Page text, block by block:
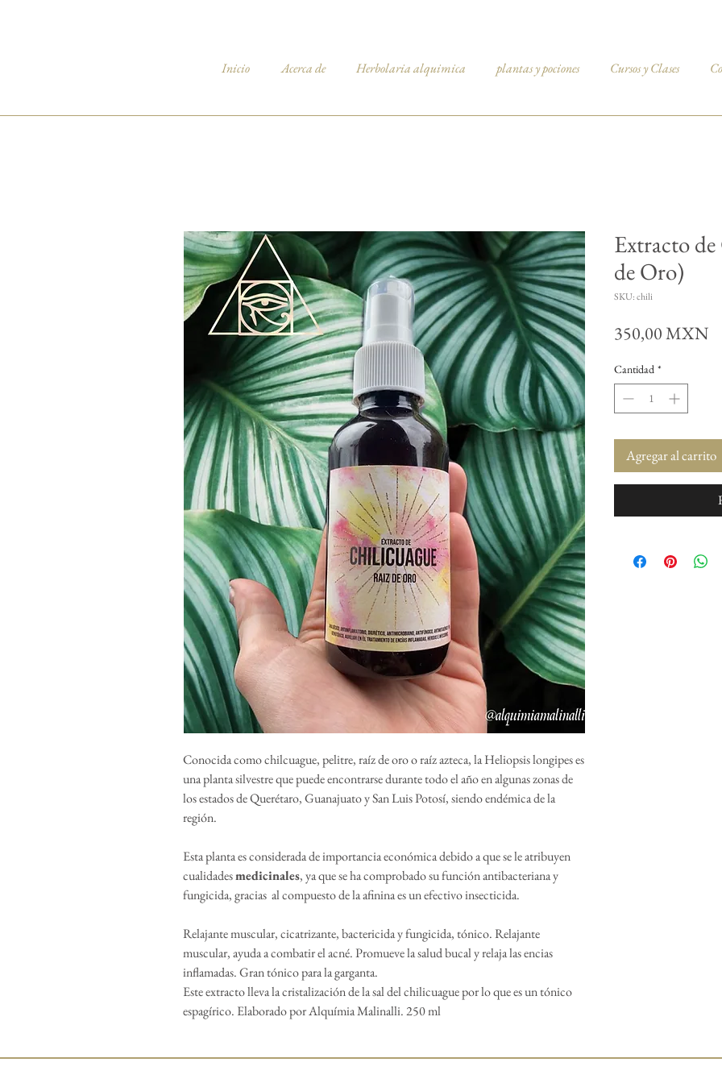
Inicio Acerca de Herbolaria alquimica plantas y pociones Cursos y Clases
Conocida como chilcuague, pelitre, raíz de oro o raíz azteca, la Heliopsis longipes es
una planta silvestre que puede encontrarse durante todo el año en algunas zonas de
los estados de Querétaro, Guanajuato y San Luis Potosí, siendo endémica de la
región.
Esta planta es considerada de importancia económica debido a que se le atribuyen
cualidadesmedicinales, ya que se ha comprobado su función antibacteriana y
fungicida, gracias al compuesto de la afinina es un efectivo insecticida.
Relajante muscular, cicatrizante, bactericida y fungicida, tónico. Relajante
muscular, ayuda a combatir el acné. Promueve la salud bucal y relaja las encias
inflamadas. Gran tónico para la garganta.
Este extracto lleva la cristalización de la sal del chilicuague por lo que es un tónico
espagírico. Elaborado por Alquímia Malinalli. 250 ml
Extracto
de Oro)
SKU: chili
350,00 MXN
Cantidad *
Agregar al carrito